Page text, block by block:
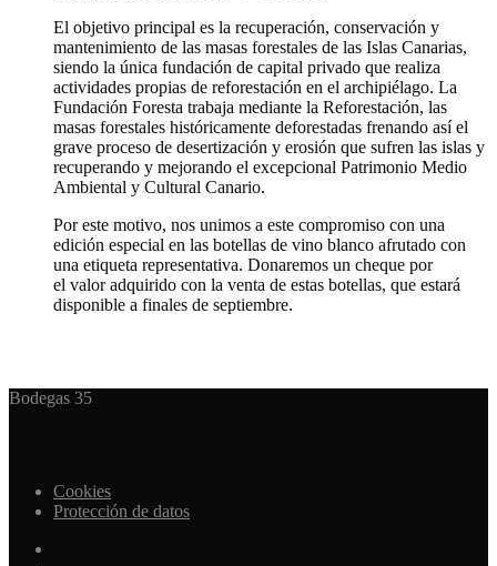
El objetivo principal es la recuperación, conservación y
mantenimiento de las masas forestales de las Islas Canarias,
siendo la única fundación de capital privado que realiza
actividades propias de reforestación en el archipiélago. La
Fundación Foresta trabaja mediante la Reforestación, las
masas forestales históricamente deforestadas frenando así el
grave proceso de desertización y erosión que sufren las islas y
recuperando y mejorando el excepcional Patrimonio Medio
Ambiental y Cultural Canario.
Por este motivo, nos unimos a este compromiso con una
edición especial en las botellas de vino blanco afrutado con
una etiqueta representativa. Donaremos un cheque por
el valor adquirido con la venta de estas botellas, que estará
disponible a finales de septiembre.
Bodegas 35
Cookies
Protección de datos